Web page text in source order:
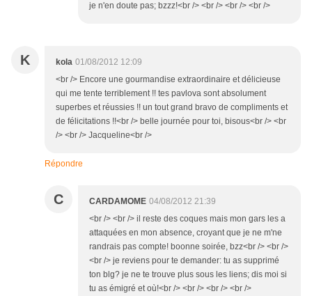
je n'en doute pas; bzzz!<br /> <br /> <br /> <br />
K kola 01/08/2012 12:09
<br /> Encore une gourmandise extraordinaire et délicieuse
qui me tente terriblement !! tes pavlova sont absolument
superbes et réussies !! un tout grand bravo de compliments et
de félicitations !!<br /> belle journée pour toi, bisous<br /> <br
/> <br /> Jacqueline<br />
Répondre
C CARDAMOME 04/08/2012 21:39
<br /> <br /> il reste des coques mais mon gars les a
attaquées en mon absence, croyant que je ne m'ne
randrais pas compte! boonne soirée, bzz<br /> <br />
<br /> je reviens pour te demander: tu as supprimé
ton blg? je ne te trouve plus sous les liens; dis moi si
tu as émigré et où!<br /> <br /> <br /> <br />